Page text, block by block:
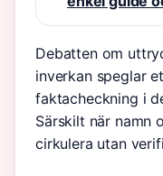
Debatten om
inverkan speglar
faktacheckning i
Särskilt när namn
cirkulera utan